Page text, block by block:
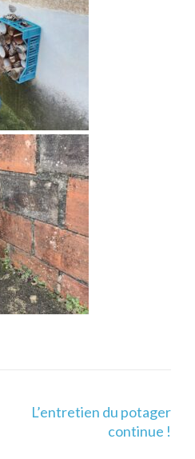
L’entretien du potager
continue !